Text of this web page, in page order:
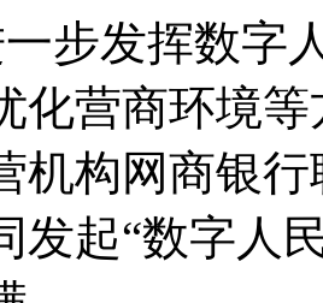
步发挥数字
化营商环境
机构网商银
发起“数字人